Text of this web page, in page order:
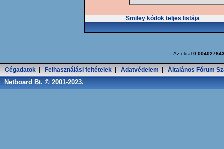
Smiley kódok teljes listája
Az oldal
Cégadatok Felhasználási feltételek Adatvédelem Általános Fórum
Netboard Bt. © 2001-2023.